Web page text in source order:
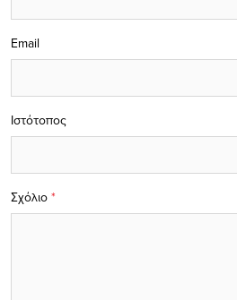
Σχόλιο *
Email
Ιστότοπος